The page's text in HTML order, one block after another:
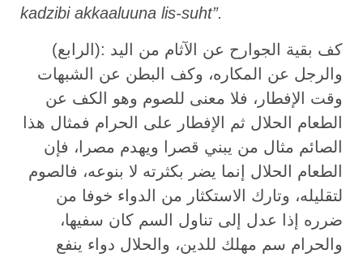
kadzibi akkaaluuna lis-suht”.
(الرابع): كف بقية الجوارح عن الآثام من اليد
والرجل عن المكاره، وكف البطن عن الشبهات
وقت الإفطار، فلا معنى للصوم وهو الكف عن
الطعام الحلال ثم الإفطار على الحرام فمثال هذا
الصائم مثال من يبني قصرا ويهدم مصرا، فإن
الطعام الحلال إنما يضر بكثرته لا بنوعه، فالصوم
لتقليله، وتارك الاستكثار من الدواء خوفا من
ضرره إذا عدل إلى تناول السم كان سفيها،
والحرام سم مهلك للدين، والحلال دواء ينفع